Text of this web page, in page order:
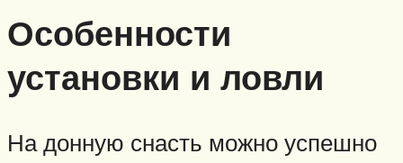
Особенности
установки и ловли
На донную снасть можно успешно